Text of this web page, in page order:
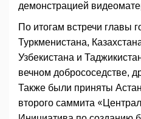
демонстрацией
По итогам встречи главы
Туркменистана,
Узбекистана и
вечном добрососедстве,
Также были приняты
второго саммита